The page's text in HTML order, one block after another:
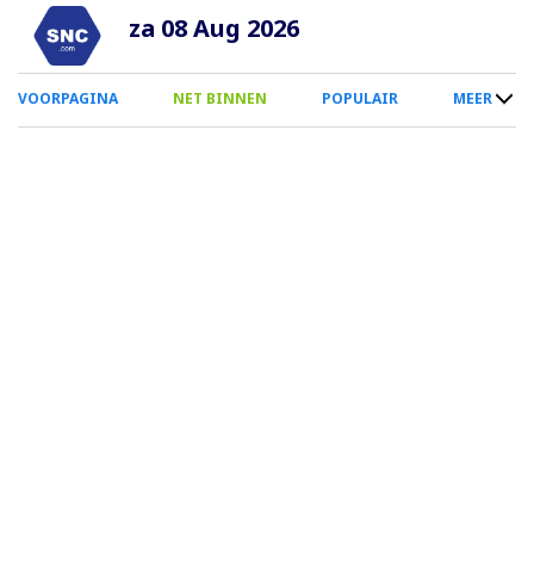
Overslaan
naar
inhoud
za 08 Aug 2026
0
Smartphone
VOORPAGINA NET BINNEN POPULAIR MEER